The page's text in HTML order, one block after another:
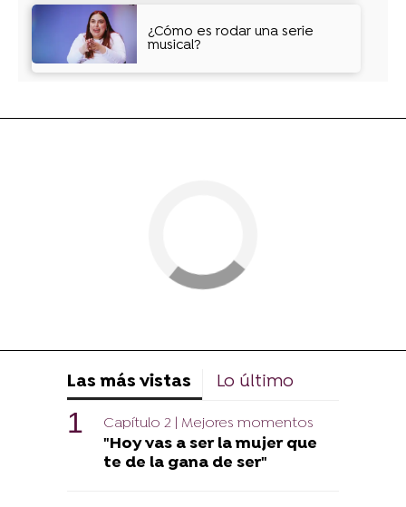
¿Cómo es rodar una serie
musical?
Las más vistas Lo último
Capítulo 2 | Mejores momentos
"Hoy vas a ser la mujer que
te de la gana de ser"